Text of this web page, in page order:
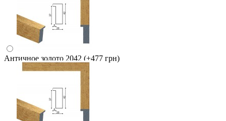
Античное золото 2042 (+477 грн)